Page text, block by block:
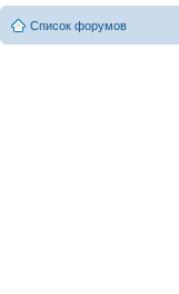
Список форумов